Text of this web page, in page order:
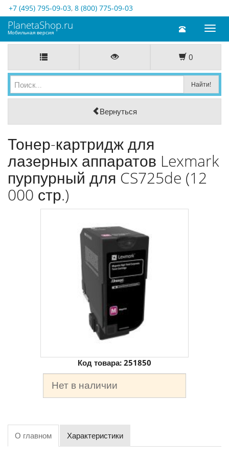
+7 (495) 795-09-03, 8 (800) 775-09-03
Toggle
PlanetaShop.ru
Мобильная версия
0
Вернуться
Тонер-картридж для
лазерных аппаратов Lexmark
пурпурный для CS725de (12
000 стр.)
Код товара: 251850
Нет в наличии
О главном Характеристики